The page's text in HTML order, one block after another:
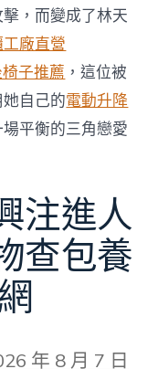
，而變成了林天
廠直營
子推薦 ，這位被
自己的電動升降
平衡的三角戀愛
注進人
查包養
年 8 月 7 日